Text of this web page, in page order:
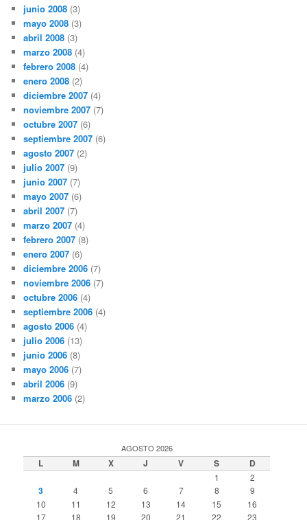
junio 2008 (3)
mayo 2008 (3)
abril 2008 (3)
marzo 2008 (4)
febrero 2008 (4)
enero 2008 (2)
diciembre 2007 (4)
noviembre 2007 (7)
octubre 2007 (6)
septiembre 2007 (6)
agosto 2007 (2)
julio 2007 (9)
junio 2007 (7)
mayo 2007 (6)
abril 2007 (7)
marzo 2007 (4)
febrero 2007 (8)
enero 2007 (6)
diciembre 2006 (7)
noviembre 2006 (7)
octubre 2006 (4)
septiembre 2006 (4)
agosto 2006 (4)
julio 2006 (13)
junio 2006 (8)
mayo 2006 (7)
abril 2006 (9)
marzo 2006 (2)
AGOSTO 2026
L M X J V S D
1 2
3 4 5 6 7 8
9
10
11 12 13 14 15
16
17
18 19 20 21 22 23